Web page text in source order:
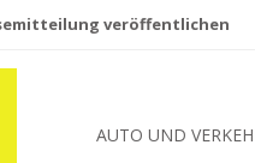
veröffentlichen
AUTO UND